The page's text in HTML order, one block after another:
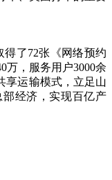
得了72张《网络预约
万，服务用户3000余
享运输模式，立足山
经济，实现百亿产